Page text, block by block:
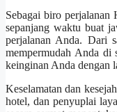
Sebagai biro
sepanjang waktu buat
perjalanan Anda. Dari
mempermudah Anda di
keinginan Anda dengan
Keselamatan dan
hotel, dan penyuplai